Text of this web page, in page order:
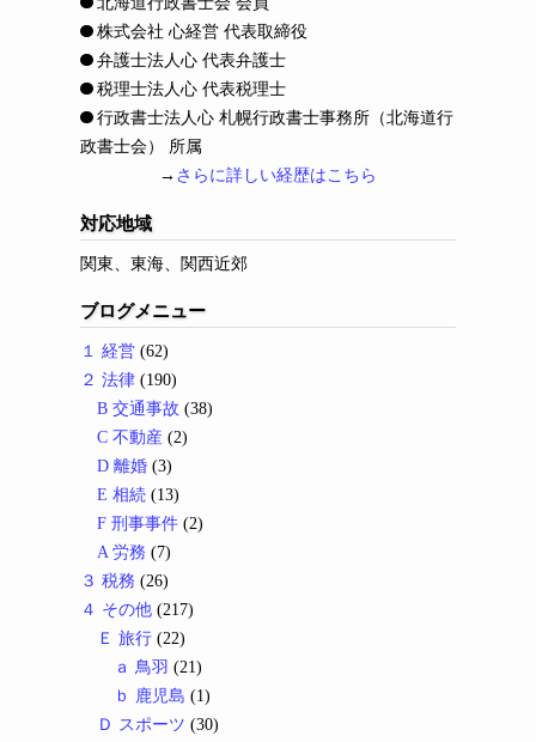
株式会社 心経営 代表取締役
弁護士法人心 代表弁護士
税理士法人心 代表税理士
行政書士法人心 札幌行政書士事務所（北海道行
政書士会） 所属
→ さらに詳しい経歴はこちら
対応地域
関東、東海、関西近郊
ブログメニュー
１ 経営 (62)
２ 法律 (190)
B 交通事故 (38)
C 不動産 (2)
D 離婚 (3)
E 相続 (13)
F 刑事事件 (2)
A 労務 (7)
３ 税務 (26)
４ その他 (217)
Ｅ 旅行 (22)
ａ 鳥羽 (21)
ｂ 鹿児島 (1)
Ｄ スポーツ (30)